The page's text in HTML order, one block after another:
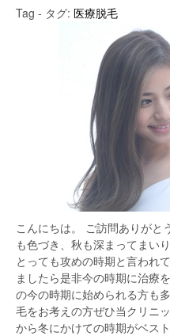
Tag - タグ: 医療脱毛
こんにちは。 ご訪問ありがと
も色づき、秋も深まってま
とっても攻めの時期と言われ
ましたら是非今の時期に治療
の今の時期に始められる方も
毛をお考えの方ぜひ当クリニ
から冬にかけての時期がベス